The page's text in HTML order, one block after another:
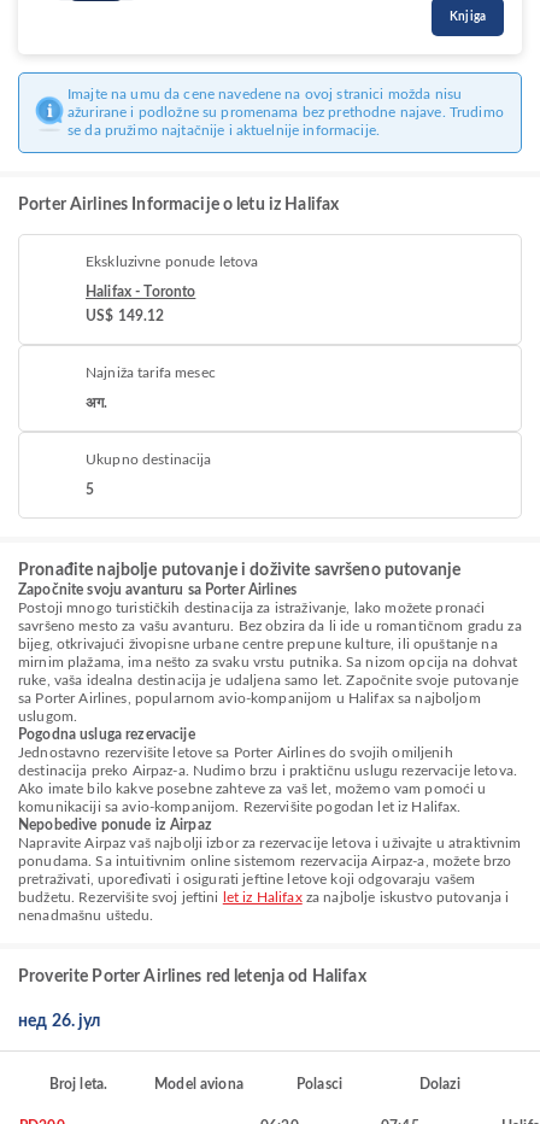
Knjiga
Imajte na umu da cene navedene na ovoj stranici možda nisu
ažurirane i podložne su promenama bez prethodne najave. Trudimo
se da pružimo najtačnije i aktuelnije informacije.
Porter Airlines Informacije o letu iz Halifax
Ekskluzivne ponude letova
Halifax - Toronto
US$ 149.12
Najniža tarifa mesec
अग.
Ukupno destinacija
5
Pronađite najbolje putovanje i doživite savršeno putovanje
Započnite svoju avanturu sa Porter Airlines
Postoji mnogo turističkih destinacija za istraživanje, lako možete pronaći
savršeno mesto za vašu avanturu. Bez obzira da li ide u romantičnom gradu za
bijeg, otkrivajući živopisne urbane centre prepune kulture, ili opuštanje na
mirnim plažama, ima nešto za svaku vrstu putnika. Sa nizom opcija na dohvat
ruke, vaša idealna destinacija je udaljena samo let. Započnite svoje putovanje
sa Porter Airlines, popularnom avio-kompanijom u Halifax sa najboljom
uslugom.
Pogodna usluga rezervacije
Jednostavno rezervišite letove sa Porter Airlines do svojih omiljenih
destinacija preko Airpaz-a. Nudimo brzu i praktičnu uslugu rezervacije letova.
Ako imate bilo kakve posebne zahteve za vaš let, možemo vam pomoći u
komunikaciji sa avio-kompanijom. Rezervišite pogodan let iz Halifax.
Nepobedive ponude iz Airpaz
Napravite Airpaz vaš najbolji izbor za rezervacije letova i uživajte u atraktivnim
ponudama. Sa intuitivnim online sistemom rezervacija Airpaz-a, možete brzo
pretraživati, upoređivati i osigurati jeftine letove koji odgovaraju vašem
budžetu. Rezervišite svoj jeftini
let iz Halifaxza najbolje iskustvo putovanja i
nenadmašnu uštedu.
Proverite Porter Airlines red letenja od Halifax
нед 26. јул
Broj leta. Model aviona Polasci Dolazi